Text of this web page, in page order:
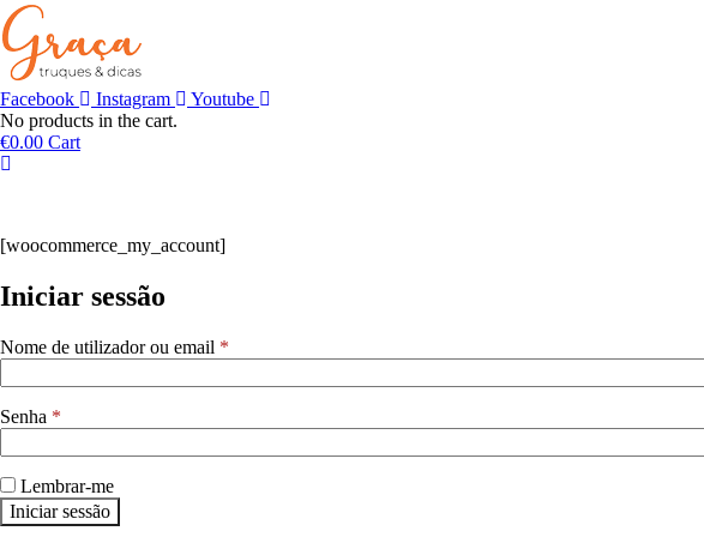
Facebook Instagram
Youtube
No products in the cart.
€0.00 Cart
[woocommerce_my_account]
Iniciar sessão
Nome de utilizador ou email *
Senha *
Lembrar-me
Iniciar sessão